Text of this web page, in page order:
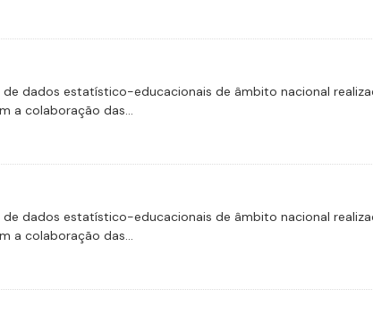
de dados estatístico-educacionais de âmbito nacional
a colaboração das...
de dados estatístico-educacionais de âmbito nacional
a colaboração das...